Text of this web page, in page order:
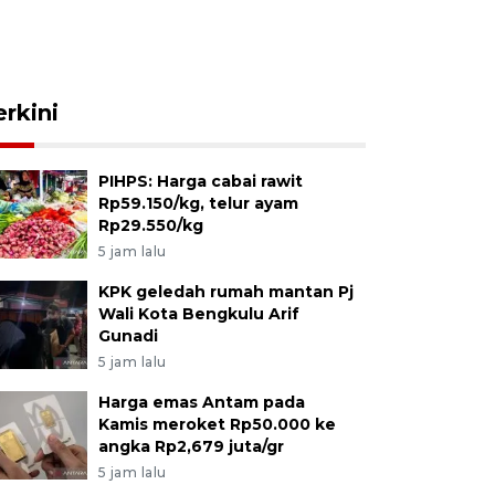
PIHPS: Harga cabai rawit
Rp59.150/kg, telur ayam
Rp29.550/kg
5 jam lalu
KPK geledah rumah mantan Pj
Wali Kota Bengkulu Arif
Gunadi
5 jam lalu
Harga emas Antam pada
Kamis meroket Rp50.000 ke
angka Rp2,679 juta/gr
5 jam lalu